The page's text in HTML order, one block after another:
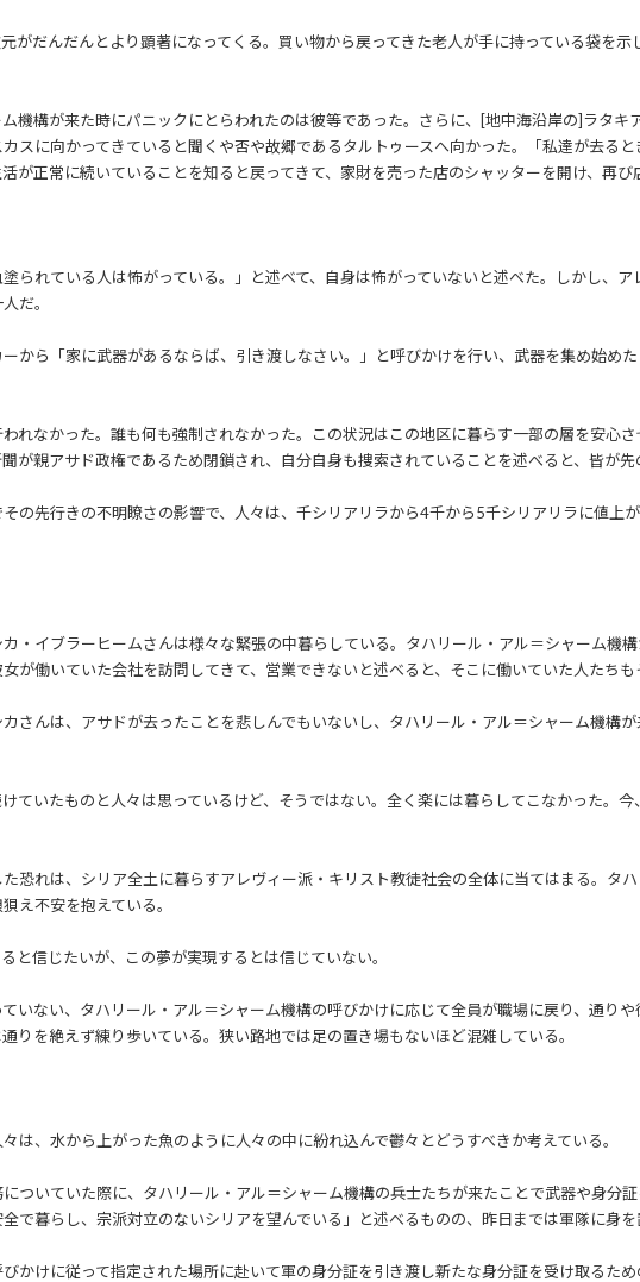
がだんだんとより顕著になってくる。買い物から戻ってきた老人が手に持っている袋を示
機構が来た時にパニックにとらわれたのは彼等であった。さらに、[地中海沿岸の]ラタキ
スに向かってきていると聞くや否や故郷であるタルトゥースへ向かった。「私達が去る
が正常に続いていることを知ると戻ってきて、家財を売った店のシャッターを開け、再び
られている人は怖がっている。」と述べて、自身は怖がっていないと述べた。しかし、
だ。
から「家に武器があるならば、引き渡しなさい。」と呼びかけを行い、武器を集め始め
れなかった。誰も何も強制されなかった。この状況はこの地区に暮らす一部の層を安心
が親アサド政権であるため閉鎖され、自分自身も捜索されていることを述べると、皆が先
の先行きの不明瞭さの影響で、人々は、千シリアリラから4千から5千シリアリラに値上
・イブラーヒームさんは様々な緊張の中暮らしている。タハリール・アル＝シャーム機
が働いていた会社を訪問してきて、営業できないと述べると、そこに働いていた人たちも
さんは、アサドが去ったことを悲しんでもいないし、タハリール・アル＝シャーム機構
ていたものと人々は思っているけど、そうではない。全く楽には暮らしてこなかった。
恐れは、シリア全土に暮らすアレヴィー派・キリスト教徒社会の全体に当てはまる。タ
え不安を抱えている。
と信じたいが、この夢が実現するとは信じていない。
いない、タハリール・アル＝シャーム機構の呼びかけに応じて全員が職場に戻り、通り
りを絶えず練り歩いている。狭い路地では足の置き場もないほど混雑している。
は、水から上がった魚のように人々の中に紛れ込んで鬱々とどうすべきか考えている。
ついていた際に、タハリール・アル＝シャーム機構の兵士たちが来たことで武器や身分
で暮らし、宗派対立のないシリアを望んでいる」と述べるものの、昨日までは軍隊に身を
かけに従って指定された場所に赴いて軍の身分証を引き渡し新たな身分証を受け取るた